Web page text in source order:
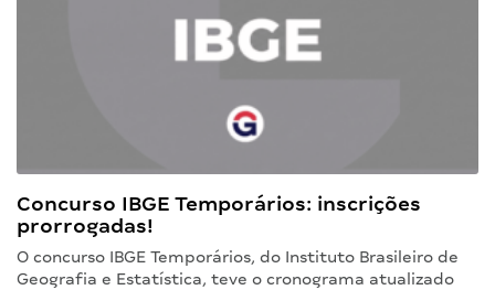
Concurso IBGE Temporários: inscrições
prorrogadas!
O concurso IBGE Temporários, do Instituto Brasileiro de
Geografia e Estatística, teve o cronograma atualizado